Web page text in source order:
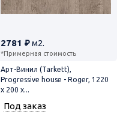
2781 ₽м2.
*Примерная стоимость
Арт-Винил (Tarkett),
Progressive house - Roger, 1220
x 200 x...
Под заказ